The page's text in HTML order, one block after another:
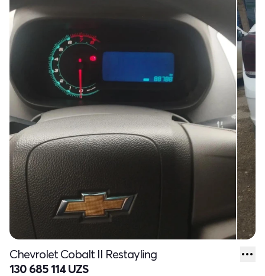
Chevrolet Cobalt II Restayling
130 685 114 UZS